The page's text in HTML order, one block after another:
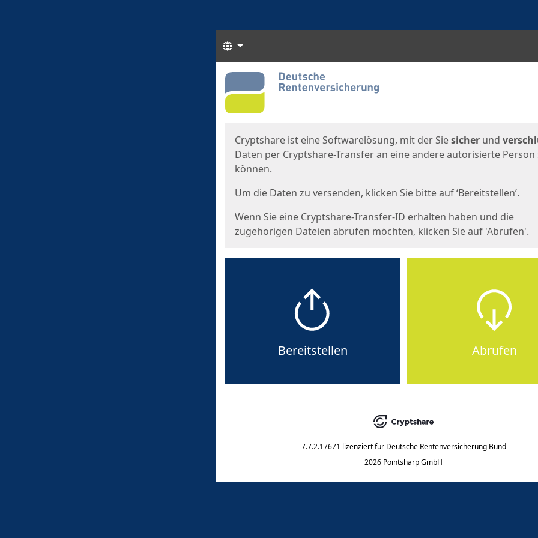
Sprachen
Start
Cryptshare ist eine Softwarelösung, mit der Siesicher und
Daten per Cryptshare-Transfer an eine andere autorisierte Person
können.
Um die Daten zu versenden, klicken Sie bitte auf ‘Bereitstellen’.
Wenn Sie eine Cryptshare-Transfer-ID erhalten haben und die
zugehörigen Dateien abrufen möchten, klicken Sie auf 'Abrufen'.
Bereitstellen Abrufen
7.7.2.17671 lizenziert für Deutsche Rentenversicherung Bund
2026 Pointsharp GmbH